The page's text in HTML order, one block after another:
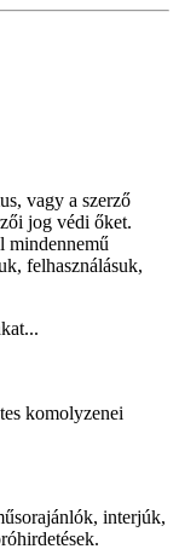
vagy a szerző
jog védi őket.
mindennemű
felhasználásuk,
komolyzenei
interjúk,